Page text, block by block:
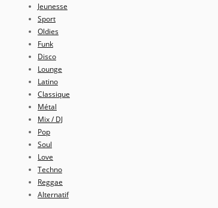
Jeunesse
Sport
Oldies
Funk
Disco
Lounge
Latino
Classique
Métal
Mix / DJ
Pop
Soul
Love
Techno
Reggae
Alternatif